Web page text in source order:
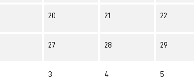
20 21 22
27 28 29
3 4 5